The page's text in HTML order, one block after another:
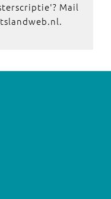
Mail